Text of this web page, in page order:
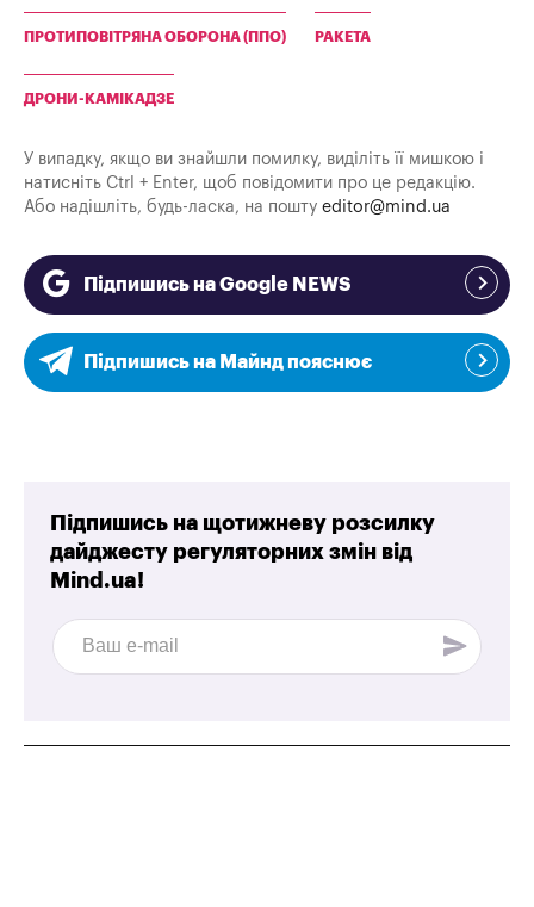
ПРОТИПОВІТРЯНА ОБОРОНА (ППО) РАКЕТА
ДРОНИ-КАМІКАДЗЕ
У випадку, якщо ви знайшли помилку, виділіть її мишкою і
натисніть Ctrl + Enter, щоб повідомити про це редакцію.
Або надішліть, будь-ласка, на пошту editor@mind.ua
Підпишись на Google NEWS
Підпишись на Майнд пояснює
Підпишись на щотижневу розсилку
дайджесту регуляторних змін від
Mind.ua!